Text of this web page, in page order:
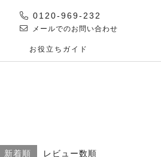
0120-969-232
メールでのお問い合わせ
お役⽴ちガイド
新着順 レビュー数順